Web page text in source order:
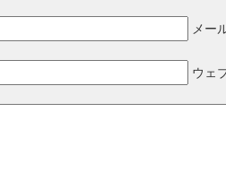
メー
ウェ